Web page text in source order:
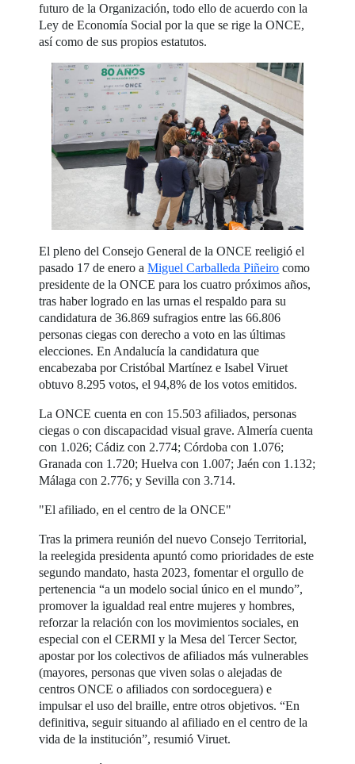
futuro de la Organización, todo ello de acuerdo con la
Ley de Economía Social por la que se rige la ONCE,
así como de sus propios estatutos.
El pleno del Consejo General de la ONCE reeligió el
pasado 17 de enero aMiguel Carballeda Piñeiro como
presidente de la ONCE para los cuatro próximos años,
tras haber logrado en las urnas el respaldo para su
candidatura de 36.869 sufragios entre las 66.806
personas ciegas con derecho a voto en las últimas
elecciones. En Andalucía la candidatura que
encabezaba por Cristóbal Martínez e Isabel Viruet
obtuvo 8.295 votos, el 94,8% de los votos emitidos.
La ONCE cuenta en con 15.503 afiliados, personas
ciegas o con discapacidad visual grave. Almería cuenta
con 1.026; Cádiz con 2.774; Córdoba con 1.076;
Granada con 1.720; Huelva con 1.007; Jaén con 1.132;
Málaga con 2.776; y Sevilla con 3.714.
"El afiliado, en el centro de la ONCE"
Tras la primera reunión del nuevo Consejo Territorial,
la reelegida presidenta apuntó como prioridades de este
segundo mandato, hasta 2023, fomentar el orgullo de
pertenencia “a un modelo social único en el mundo”,
promover la igualdad real entre mujeres y hombres,
reforzar la relación con los movimientos sociales, en
especial con el CERMI y la Mesa del Tercer Sector,
apostar por los colectivos de afiliados más vulnerables
(mayores, personas que viven solas o alejadas de
centros ONCE o afiliados con sordoceguera) e
impulsar el uso del braille, entre otros objetivos. “En
definitiva, seguir situando al afiliado en el centro de la
vida de la institución”, resumió Viruet.